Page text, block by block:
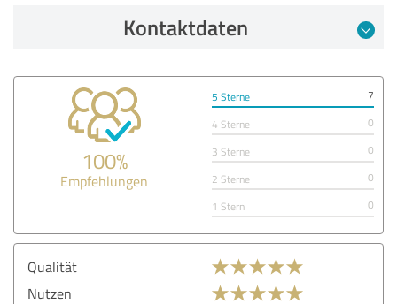
Kontaktdaten
100%
Empfehlungen
5 Sterne
7
4 Sterne
0
3 Sterne
0
2 Sterne
0
1 Stern
0
Qualität
Nutzen